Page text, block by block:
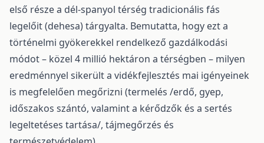
első része a dél-spanyol térség tradicionális fás
legelőit (dehesa) tárgyalta. Bemutatta, hogy ezt a
történelmi gyökerekkel rendelkező gazdálkodási
módot – közel 4 millió hektáron a térségben – milyen
eredménnyel sikerült a vidékfejlesztés mai igényeinek
is megfelelően megőrizni (termelés /erdő, gyep,
időszakos szántó, valamint a kérődzők és a sertés
legeltetéses tartása/, tájmegőrzés és